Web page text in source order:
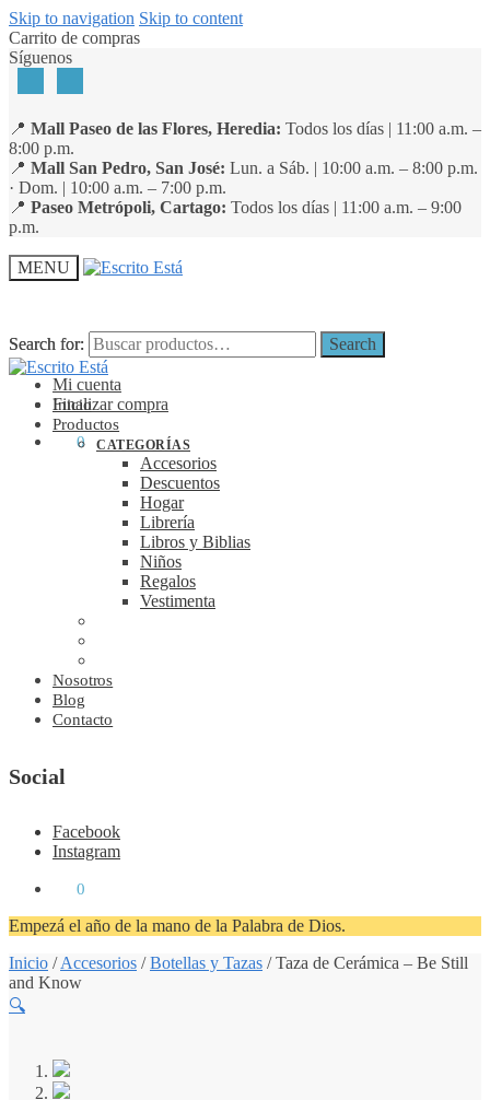
Skip to navigation Skip to content
Carrito de compras
Síguenos
📍 Mall Paseo de las Flores, Heredia: Todos los días | 11:00 a.m. –
8:00 p.m.
📍 Mall San Pedro, San José: Lun. a Sáb. | 10:00 a.m. – 8:00 p.m.
· Dom. | 10:00 a.m. – 7:00 p.m.
📍 Paseo Metrópoli, Cartago: Todos los días | 11:00 a.m. – 9:00
p.m.
MENU
Search for: Search
Mi cuenta
Finalizar compra
0
Search for: Search
Inicio
Productos
CATEGORÍAS
Accesorios
Descuentos
Hogar
Librería
Libros y Biblias
Niños
Regalos
Vestimenta
Nosotros
Blog
Contacto
Social
Facebook
Instagram
0
Empezá el año de la mano de la Palabra de Dios.
Inicio /Accesorios /Botellas y Tazas /Taza de Cerámica – Be Still
and Know
🔍